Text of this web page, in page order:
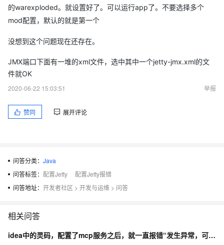
Exception in thread "main" Disconnected from server
且还没人回答，真是个天坑呀。。。。
的warexploded。就设置好了。可以运行app了。不要选择多个
mod配置，默认的就是第一个
没想到这个问题现在还存在。
JMX端口下面有一堆的xml文件，选中其中一个jetty-jmx.xml的文
件就OK
2020-06-22 15:03:51
举报
赞同 展开评论
问答分类： Java
问答标签： 配置Jetty
配置Jetty报错
问答地址： 开发者社区 > 开发与运维 > 问答
相关问答
idea中的灵码，配置了mcp服务之后，就一直报错“发生异常，可以输入更多信息再让我来回答或重试。”